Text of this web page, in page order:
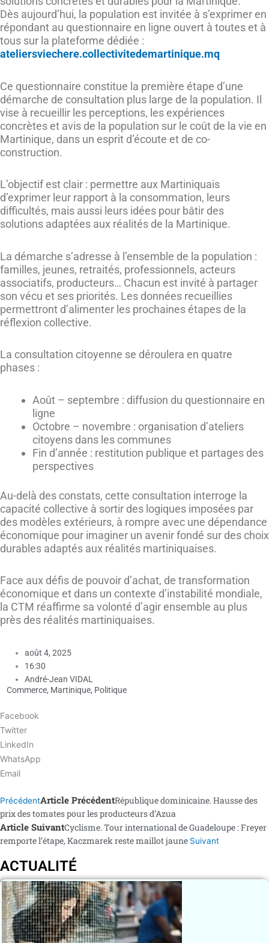
Dès aujourd’hui, la population est invitée à s’exprimer en
répondant au questionnaire en ligne ouvert à toutes et à
tous sur la plateforme dédiée :
ateliersviechere.collectivitedemartinique.mq
Ce questionnaire constitue la première étape d’une
démarche de consultation plus large de la population. Il
vise à recueillir les perceptions, les expériences
concrètes et avis de la population sur le coût de la vie en
Martinique, dans un esprit d’écoute et de co-
construction.
L’objectif est clair : permettre aux Martiniquais
d’exprimer leur rapport à la consommation, leurs
difficultés, mais aussi leurs idées pour bâtir des
solutions adaptées aux réalités de la Martinique.
La démarche s’adresse à l’ensemble de la population :
familles, jeunes, retraités, professionnels, acteurs
associatifs, producteurs… Chacun est invité à partager
son vécu et ses priorités. Les données recueillies
permettront d’alimenter les prochaines étapes de la
réflexion collective.
La consultation citoyenne se déroulera en quatre
phases :
Août – septembre : diffusion du questionnaire en
ligne
Octobre – novembre : organisation d’ateliers
citoyens dans les communes
Fin d’année : restitution publique et partages des
perspectives
Au-delà des constats, cette consultation interroge la
capacité collective à sortir des logiques imposées par
des modèles extérieurs, à rompre avec une dépendance
économique pour imaginer un avenir fondé sur des choix
durables adaptés aux réalités martiniquaises.
Face aux défis de pouvoir d’achat, de transformation
économique et dans un contexte d’instabilité mondiale,
la CTM réaffirme sa volonté d’agir ensemble au plus
près des réalités martiniquaises.
août 4, 2025
16:30
André-Jean VIDAL
Commerce, Martinique, Politique
Facebook
Twitter
LinkedIn
WhatsApp
Email
PrécédentArticle PrécédentRépublique dominicaine. Hausse des
prix des tomates pour les producteurs d’Azua
Article SuivantCyclisme. Tour international de Guadeloupe : Freyer
remporte l’étape, Kaczmarek reste maillot jaune Suivant
ACTUALITÉ